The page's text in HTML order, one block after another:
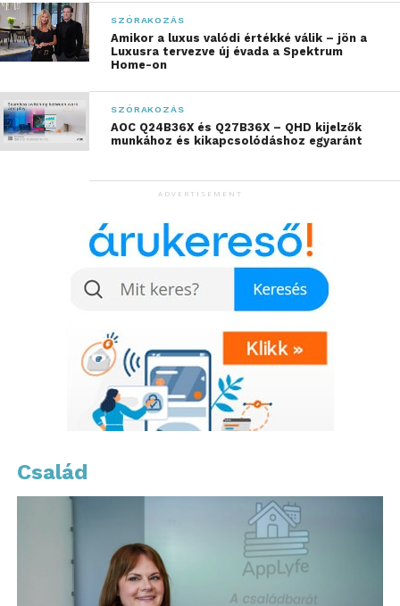
LEGO sisakok
Ez aztán az igazi Papaya-rajongóknak készült! A
Oscar Piastri sisakja a pilótával közösen tervezett
modell, amely a 1000. Nagydíj ünnepi versenysisakja
alapján készült. A dizájn a McLaren ikonikus papaya
igazán karakteres, egyedi megjelenést kapott. A
a jubileumi autófestés mintája. A 793 elemből álló
készlet egy Oscar Piastri LEGO minifigurát is
tartalmaz, gondosan kiválasztott ruházattal. A
modell egy fekete talapzaton kapott helyet, és egy
tökéletes darabja lehet bármely rajongói
gyűjteménynek.
SZÓRAKOZÁS
Amikor a luxus valódi értékké válik – jön a
Luxusra tervezve új évada a Spektrum
Home-on
SZÓRAKOZÁS
AOC Q24B36X és Q27B36X – QHD kijelzők
munkához és kikapcsolódáshoz egyaránt
ADVERTISEMENT
Család